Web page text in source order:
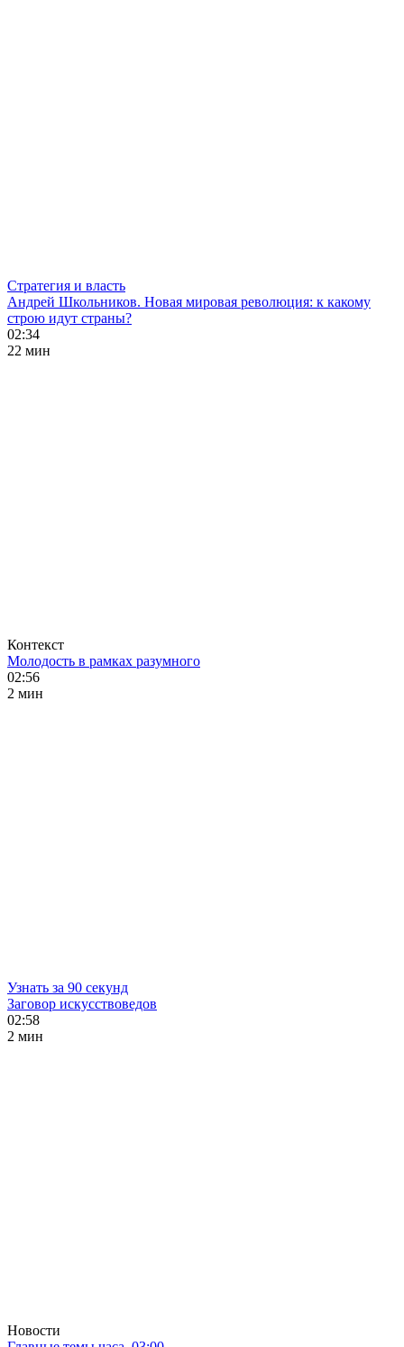
Стратегия и власть
Андрей Школьников. Новая мировая революция: к какому
строю идут страны?
02:34
22 мин
Контекст
Молодость в рамках разумного
02:56
2 мин
Узнать за 90 секунд
Заговор искусствоведов
02:58
2 мин
Новости